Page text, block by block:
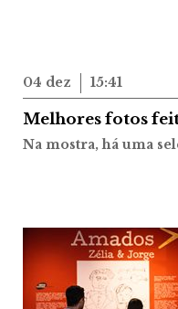
04 dez 15:41
Melhores fotos
Na mostra, há uma